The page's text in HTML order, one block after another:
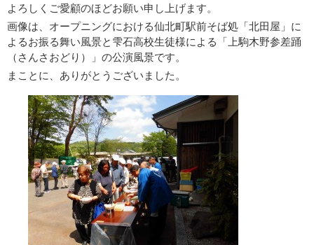
よろしくご愛顧のほどお願い申し上げます。
画像は、オープニングにおける仙北町駅前そば処「北田屋」に
よるお振る舞い風景と雫石高校生徒様による「上駒木野参差踊
（さんさおどり）」の公演風景です。
まことに、ありがとうございました。